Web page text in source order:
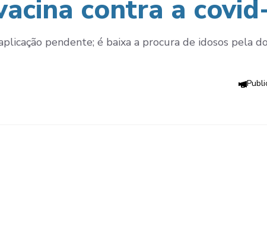
contra a
pendente; é baixa a procura de idosos pela